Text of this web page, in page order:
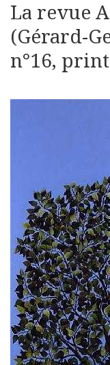
La revue
(Gérard-
n°16,